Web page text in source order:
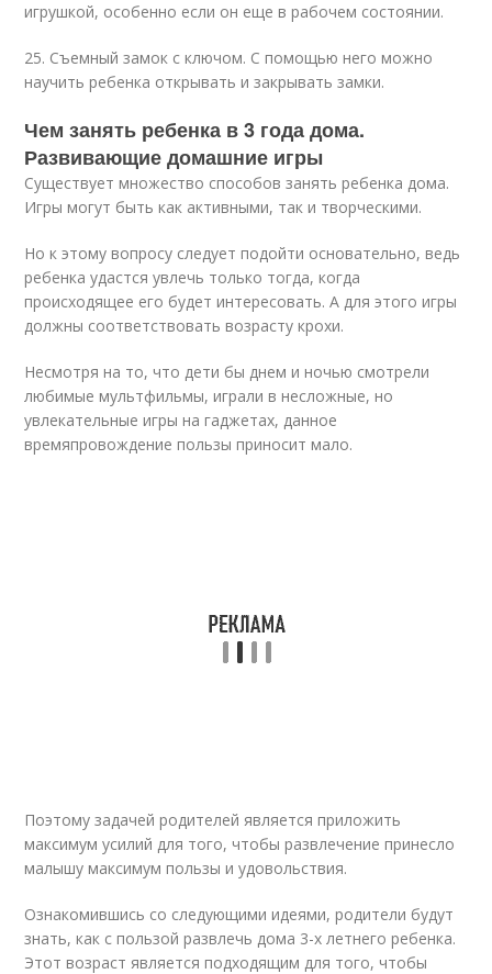
игрушкой, особенно если он еще в рабочем состоянии.
25. Съемный замок с ключом. С помощью него можно
научить ребенка открывать и закрывать замки.
Чем занять ребенка в 3 года дома.
Развивающие домашние игры
Существует множество способов занять ребенка дома.
Игры могут быть как активными, так и творческими.
Но к этому вопросу следует подойти основательно, ведь
ребенка удастся увлечь только тогда, когда
происходящее его будет интересовать. А для этого игры
должны соответствовать возрасту крохи.
Несмотря на то, что дети бы днем и ночью смотрели
любимые мультфильмы, играли в несложные, но
увлекательные игры на гаджетах, данное
времяпровождение пользы приносит мало.
Поэтому задачей родителей является приложить
максимум усилий для того, чтобы развлечение принесло
малышу максимум пользы и удовольствия.
Ознакомившись со следующими идеями, родители будут
знать, как с пользой развлечь дома 3-х летнего ребенка.
Этот возраст является подходящим для того, чтобы